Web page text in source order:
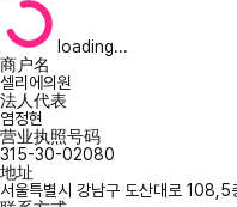
loading...
商户名
셀리에의원
法人代表
염정현
营业执照号码
315-30-02080
地址
서울특별시 강남구 도산대로 108,5